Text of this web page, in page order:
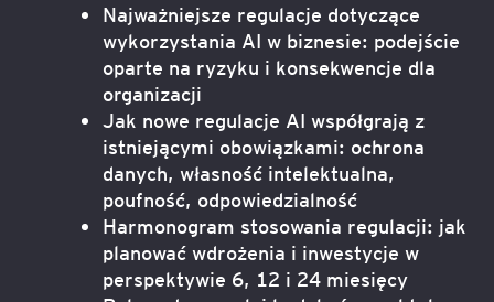
Najważniejsze regulacje dotyczące
wykorzystania AI w biznesie: podejście
oparte na ryzyku i konsekwencje dla
organizacji
Jak nowe regulacje AI współgrają z
istniejącymi obowiązkami: ochrona
danych, własność intelektualna,
poufność, odpowiedzialność
Harmonogram stosowania regulacji: jak
planować wdrożenia i inwestycje w
perspektywie 6, 12 i 24 miesięcy